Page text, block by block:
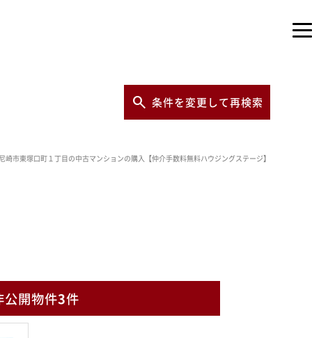
条件を変更して再検索
崎市東塚口町１丁目の中古マンションの購入【仲介手数料無料ハウジングステージ】
公開物件3件